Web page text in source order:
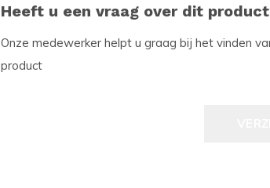
Heeft u een vraag over dit
Onze medewerker helpt u graag bij het vinden
product